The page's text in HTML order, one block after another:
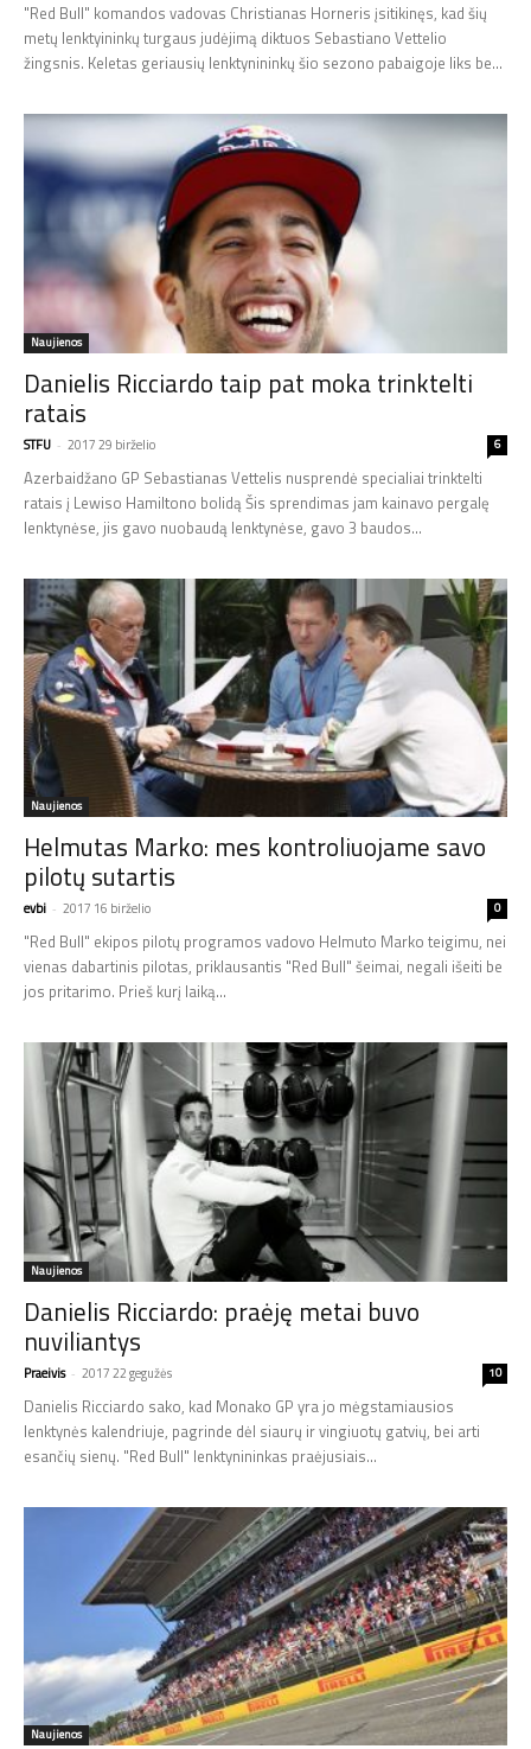
"Red Bull" komandos vadovas Christianas Horneris įsitikinęs, kad šių
metų lenktyininkų turgaus judėjimą diktuos Sebastiano Vettelio
žingsnis. Keletas geriausių lenktynininkų šio sezono pabaigoje liks be...
Naujienos
Danielis Ricciardo taip pat moka trinktelti
ratais
STFU - 2017 29 birželio 6
Azerbaidžano GP Sebastianas Vettelis nusprendė specialiai trinktelti
ratais į Lewiso Hamiltono bolidą Šis sprendimas jam kainavo pergalę
lenktynėse, jis gavo nuobaudą lenktynėse, gavo 3 baudos...
Naujienos
Helmutas Marko: mes kontroliuojame savo
pilotų sutartis
evbi - 2017 16 birželio 0
"Red Bull" ekipos pilotų programos vadovo Helmuto Marko teigimu, nei
vienas dabartinis pilotas, priklausantis "Red Bull" šeimai, negali išeiti be
jos pritarimo. Prieš kurį laiką...
Naujienos
Danielis Ricciardo: praėję metai buvo
nuviliantys
Praeivis - 2017 22 gegužės 10
Danielis Ricciardo sako, kad Monako GP yra jo mėgstamiausios
lenktynės kalendriuje, pagrinde dėl siaurų ir vingiuotų gatvių, bei arti
esančių sienų. "Red Bull" lenktynininkas praėjusiais...
Naujienos